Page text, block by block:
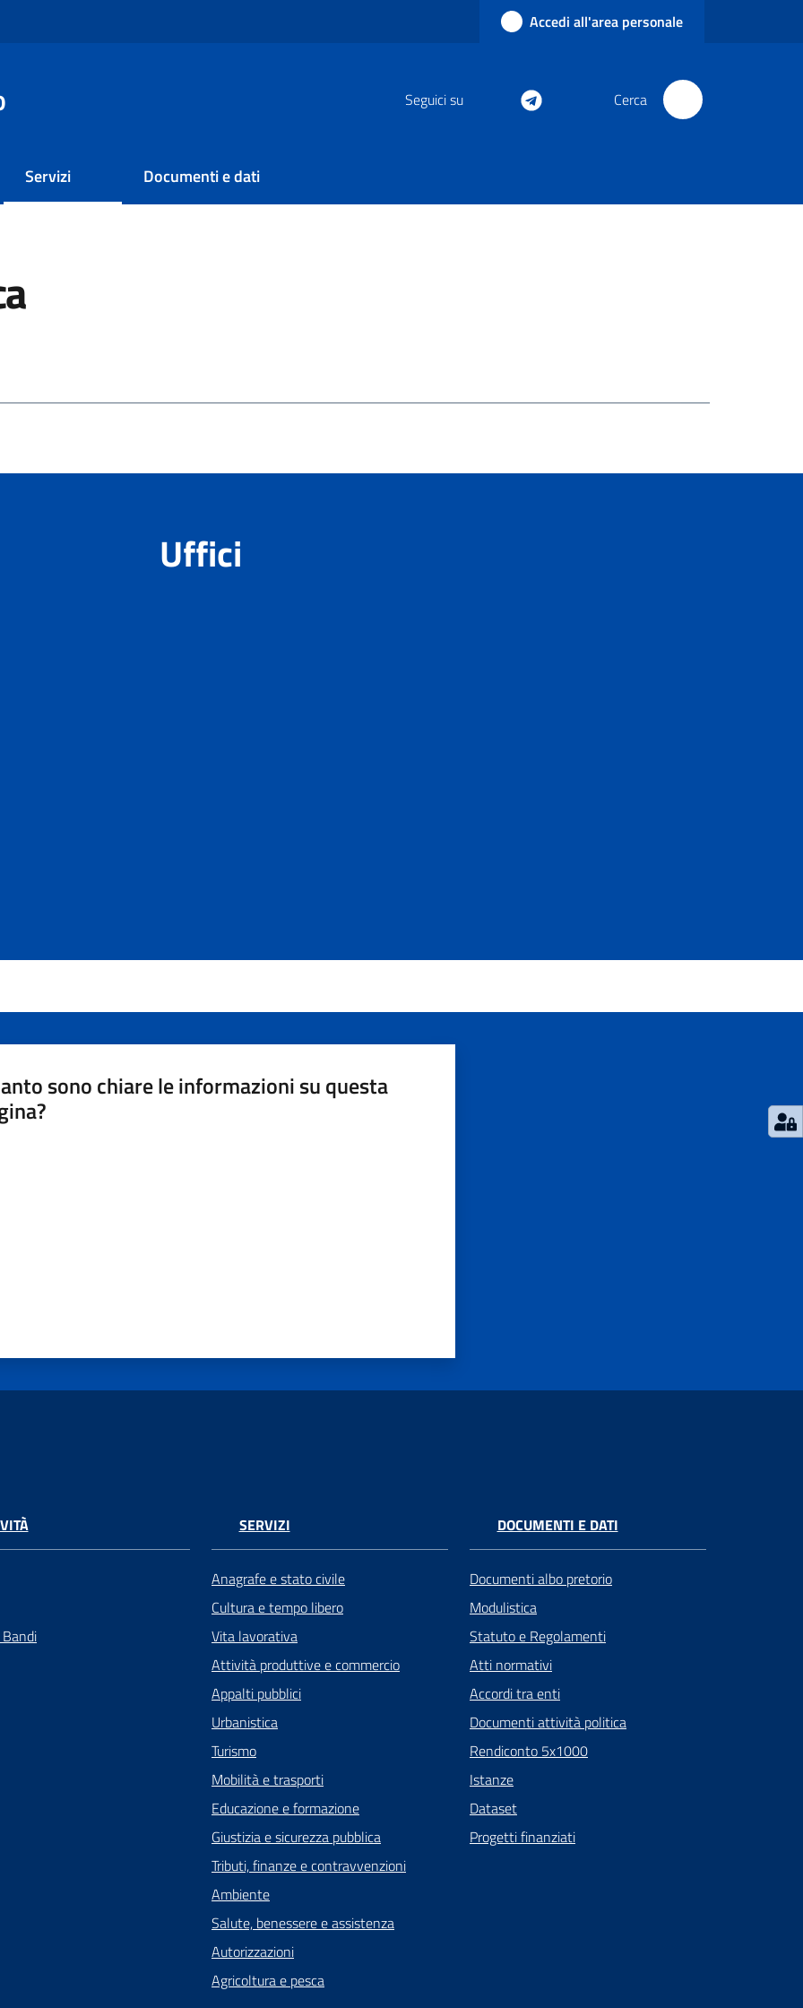
Accedi all'area personale
Seguici su Cerca
Servizi Documenti e dati
Uffici
sono chiare le informazioni su questa
SERVIZI
Anagrafe e stato civile
Cultura e tempo libero
Vita lavorativa
Attività produttive e commercio
Appalti pubblici
Urbanistica
Turismo
Mobilità e trasporti
Educazione e formazione
Giustizia e sicurezza pubblica
Tributi, finanze e contravvenzioni
Ambiente
Salute, benessere e assistenza
Autorizzazioni
Agricoltura e pesca
DOCUMENTI E DATI
Documenti albo pretorio
Modulistica
Statuto e Regolamenti
Atti normativi
Accordi tra enti
Documenti attività politica
Rendiconto 5x1000
Istanze
Dataset
Progetti finanziati